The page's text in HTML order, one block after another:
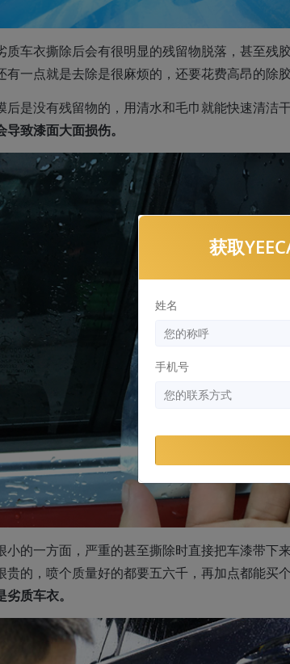
质车衣撕除后会有很明显的残留物脱落，甚至残
一点就是去除是很麻烦的，还要花费高昂的除胶
后是没有残留物的，用清水和毛巾就能快速清洁干
致漆面大面损伤。
小的一方面，严重的甚至撕除时直接把车漆带下
的，喷个质量好的都要五六千，再加点都能买个
质车衣。
获取
姓名
手机号